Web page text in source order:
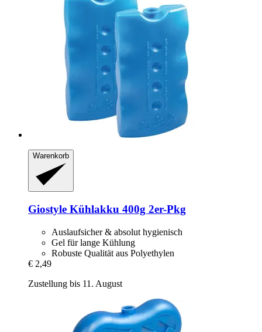
Warenkorb
Giostyle Kühlakku 400g 2er-​Pkg
Auslaufsicher & absolut hygienisch
Gel für lange Kühlung
Robuste Qualität aus Polyethylen
€ 2,49
Zustellung bis 11. August